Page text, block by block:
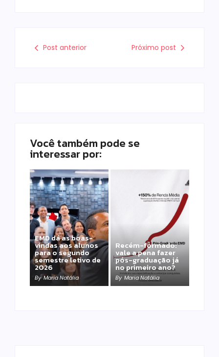
Post anterior Próximo post
Você também pode se
interessar por:
EMD dá as boas-
vindas aos alunos
para o segundo
semestre letivo de
2026
By Maria Natália
Recém-formado:
vale a pena fazer
pós-graduação já
no primeiro ano?
By Maria Natália